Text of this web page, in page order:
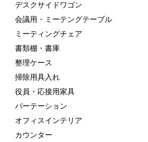
デスクサイドワゴン
会議用・ミーテングテーブル
ミーティングチェア
書類棚・書庫
整理ケース
掃除用具入れ
役員・応接用家具
パーテーション
オフィスインテリア
カウンター